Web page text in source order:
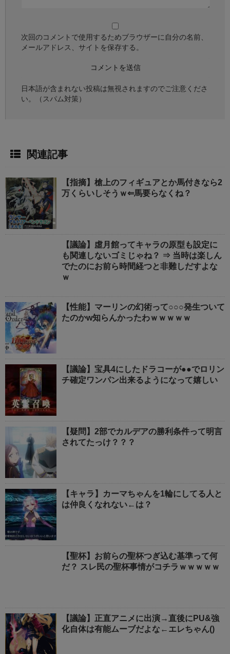
次回のコメントで使用するためブラウザーに自分の名前、
メールアドレス、サイトを保存する。
日本語が含まれない投稿は無視されますのでご注意くださ
い。（スパム対策）
関連記事
【指摘】槍上のフィギュアとか馬付きなら2
万くらいしそうｗ⇐馬要らなくね？
【議論】虛月館ってキャラの原型も設定に
も関連しないゴミじゃね？ ⇒ 当時は楽しん
でたのにお前ら時間経つと非難しだすよな
ｗ
【性能】マーリンの幻術って○○○発生ついて
たのかw知らんかったわｗｗｗｗｗ
【議論】宝具4にしたドラコーが●●でロリン
チ確定ワンパン出来るようになって嬉しい
【疑問】2部でカルデアの勝利条件って明言
されてたっけ？？？
【キャラ】カーマちゃんを1輪にしてる人と
は仲良くなれない←は？
【聖杯】お前らの聖杯つぎ込む基準って何
だ？ スレ民の聖杯事情がコチラｗｗｗｗｗ
【議論】正直アニメに出演→直後にPU&強
化自体は有能ムーブだよな←エレちゃん()